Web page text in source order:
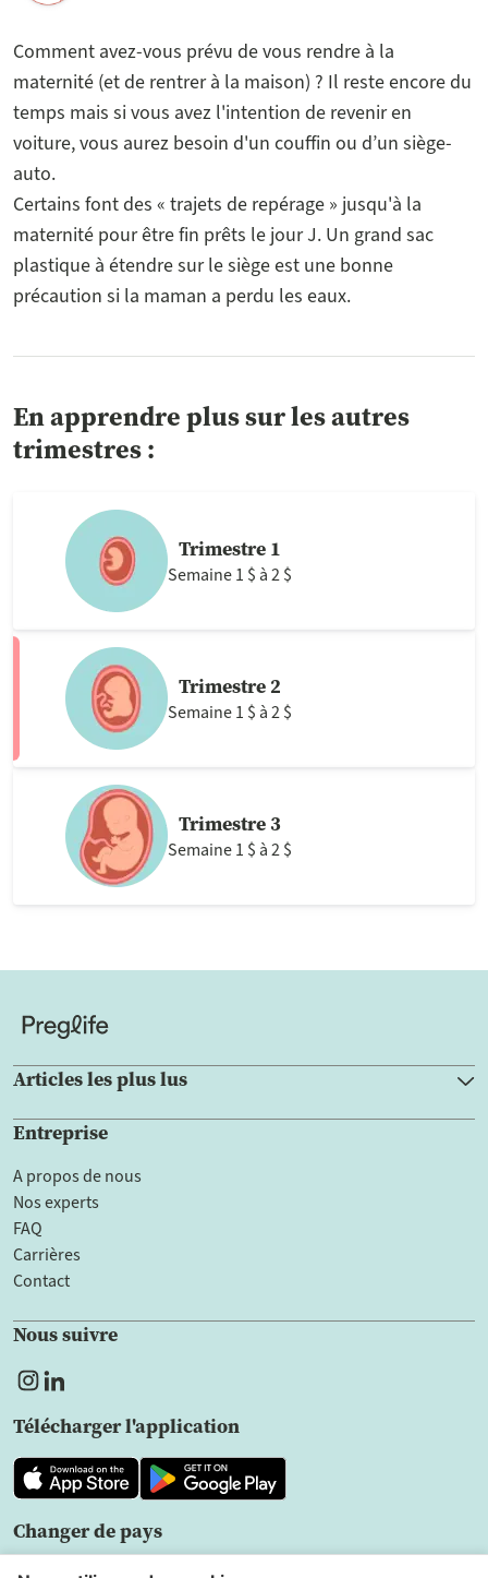
Comment avez-vous prévu de vous rendre à la
maternité (et de rentrer à la maison) ? Il reste encore du
temps mais si vous avez l'intention de revenir en
voiture, vous aurez besoin d'un couffin ou d’un siège-
auto.
Certains font des « trajets de repérage » jusqu'à la
maternité pour être fin prêts le jour J. Un grand sac
plastique à étendre sur le siège est une bonne
précaution si la maman a perdu les eaux.
En apprendre plus sur les autres
trimestres :
Trimestre 1
Semaine 1 $ à 2 $
Trimestre 2
Semaine 1 $ à 2 $
Trimestre 3
Semaine 1 $ à 2 $
Articles les plus lus
Entreprise
A propos de nous
Nos experts
FAQ
Carrières
Contact
Nous suivre
Télécharger l'application
Changer de pays